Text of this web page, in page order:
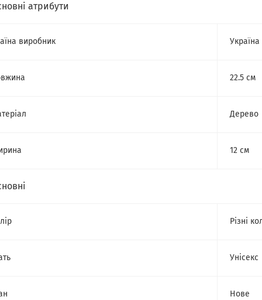
атрибути
виробник Україна
22.5 см
Дерево
12 см
Різні
Унісекс
Нове